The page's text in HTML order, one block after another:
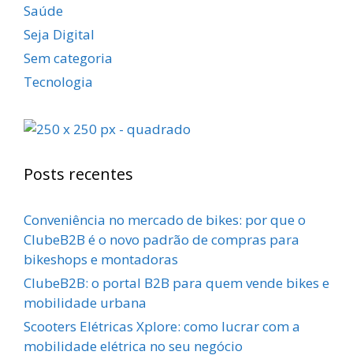
Saúde
Seja Digital
Sem categoria
Tecnologia
Posts recentes
Conveniência no mercado de bikes: por que o
ClubeB2B é o novo padrão de compras para
bikeshops e montadoras
ClubeB2B: o portal B2B para quem vende bikes e
mobilidade urbana
Scooters Elétricas Xplore: como lucrar com a
mobilidade elétrica no seu negócio